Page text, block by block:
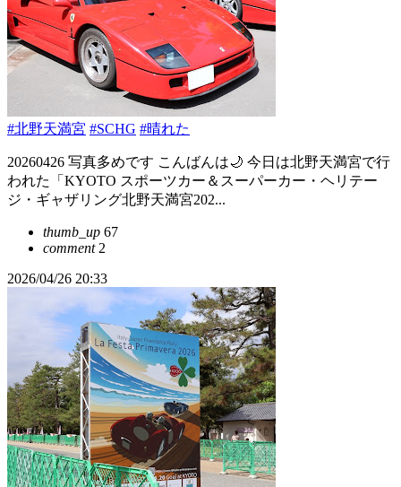
#北野天満宮 #SCHG #晴れた
20260426 写真多めです こんばんは🌙 今日は北野天満宮で行
われた「KYOTO スポーツカー＆スーパーカー・ヘリテー
ジ・ギャザリング北野天満宮202...
thumb_up 67
comment2
2026/04/26 20:33